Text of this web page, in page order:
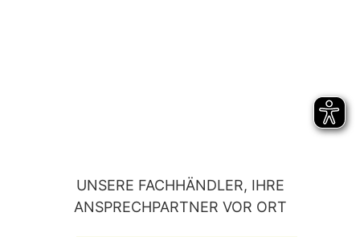
UNSERE FACHHÄNDLER, IHRE
ANSPRECHPARTNER VOR ORT